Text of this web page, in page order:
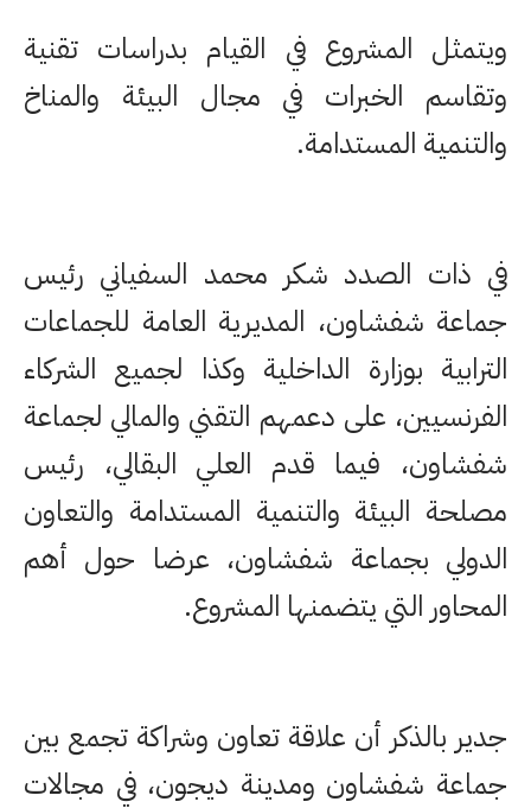
ويتمثل المشروع في القيام بدراسات تقنية
وتقاسم الخبرات في مجال البيئة والمناخ
والتنمية المستدامة.
في ذات الصدد شكر محمد السفياني رئيس
جماعة شفشاون، المديرية العامة للجماعات
الترابية بوزارة الداخلية وكذا لجميع الشركاء
الفرنسيين، على دعمهم التقني والمالي لجماعة
شفشاون، فيما قدم العلي البقالي، رئيس
مصلحة البيئة والتنمية المستدامة والتعاون
الدولي بجماعة شفشاون، عرضا حول أهم
المحاور التي يتضمنها المشروع.
جدير بالذكر أن علاقة تعاون وشراكة تجمع بين
جماعة شفشاون ومدينة ديجون، في مجالات